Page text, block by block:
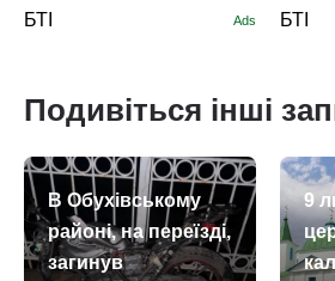
БТІ Ads БТІ
Подивіться інші
В Обухівському
районі, на переїзді,
загинув
9